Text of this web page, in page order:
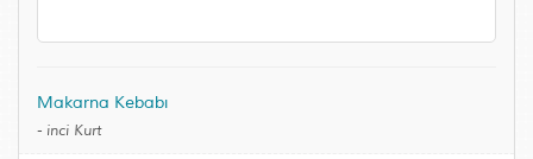
Makarna Kebabı
- inci Kurt